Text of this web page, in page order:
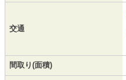
交通
間取り(面積)